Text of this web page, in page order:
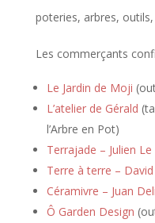
poteries, arbres,
Les commerçants
Le Jardin de Moji
L’atelier de Gérald
l’Arbre en Pot)
Terrajade – Julien Le
Terre à terre –
Céramivre – Juan
Ô Garden Design